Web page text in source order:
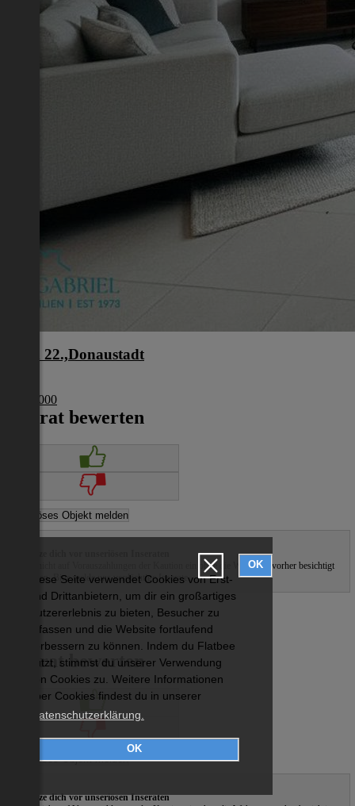
Diese Seite verwendet Cookies von Erst-
und Drittanbietern, um dir ein großartiges
Nutzererlebnis zu bieten, Besucher zu
erfassen und die Website fortlaufend
verbessern zu können. Indem du Flatbee
nutzt, stimmst du unserer Verwendung
von Cookies zu. Weitere Informationen
über Cookies findest du in unserer
Datenschutzerklärung.
OK
OK
Wien 22.,Donaustadt
€ 274 000
Inserat bewerten
Gehe nicht auf Vorauszahlungen der Kaution ein ohne die Wohnung vorher besichtigt
zu haben. Bitte melde uns verdächtige Inserate.
Inserat bewerten
Schütze dich vor unseriösen Inseraten